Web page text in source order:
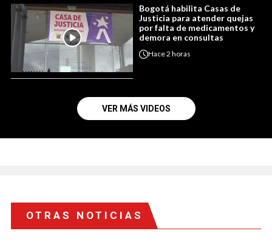
Bogotá habilita Casas de
Justicia para atender quejas
por falta de medicamentos y
demora en consultas
Hace2 horas
VER MÁS VIDEOS
OTRAS NOTICIAS